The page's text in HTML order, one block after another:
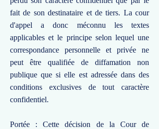
fait de son destinataire et de tiers. La cour
d'appel a donc méconnu les textes
applicables et le principe selon lequel une
correspondance personnelle et privée ne
peut être qualifiée de diffamation non
publique que si elle est adressée dans des
conditions exclusives de tout caractère
confidentiel.
Portée : Cette décision de la Cour de